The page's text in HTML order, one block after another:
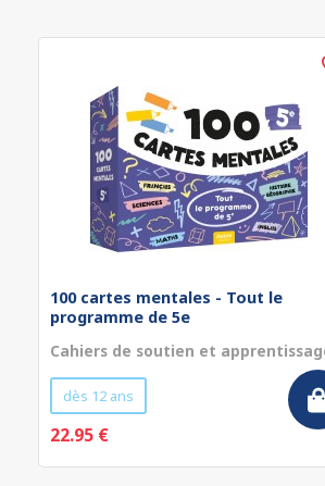
100 cartes mentales - Tout le
programme de 5e
Cahiers de soutien et
dès 12 ans
22.95 €